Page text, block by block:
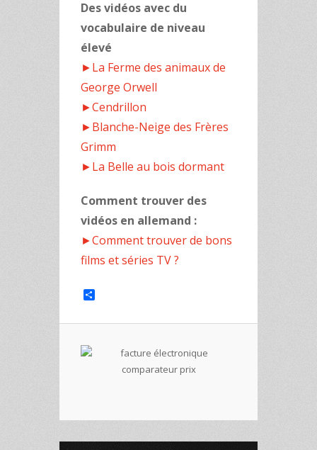
Des vidéos avec du
vocabulaire de niveau
élevé
►La Ferme des animaux de
George Orwell
►Cendrillon
►Blanche-Neige des Frères
Grimm
►La Belle au bois dormant
Comment trouver des
vidéos en allemand :
►Comment trouver de bons
films et séries TV ?